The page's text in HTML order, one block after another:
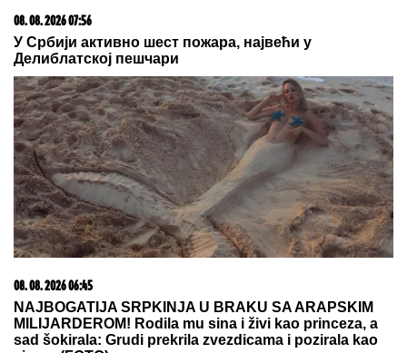
PROMENILA VERU, PA SAMA OBJAVILA SVOJ
INTIMNI SNIMAKPevačica opet šokira, slika stopala
u KESAMA: "Mažem ovčiju mast"
Pevačica imala skoro 100 kg, pa
drastično smršala: "Padala sam u
nesvest!"
RAZARANjE MOĆNE SAUDIJSKE
ARABIJE, SILA ZA SILOM LOMI
ZUBE: Huti izveli brutalne napade po
uzoru na Iran, uništene ključne baze
(VIDEO)